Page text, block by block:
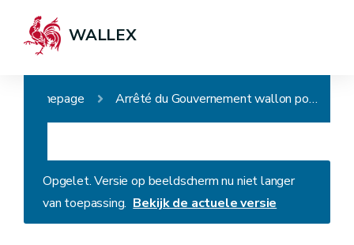
WALLEX
Homepage Arrêté du Gouvernement wallon portant exécution du décret du 3 avril 2009 relatif à l'enregistrement ou à l'agrément des agences de placement
Opgelet. Versie op beeldscherm nu niet langer
van toepassing. Bekijk de actuele versie